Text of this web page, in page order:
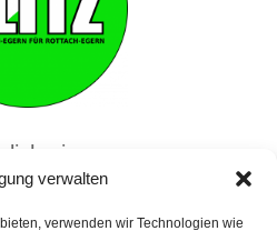
verwalten
verwenden wir Technologien wie
ein zur
am 2.12.2025